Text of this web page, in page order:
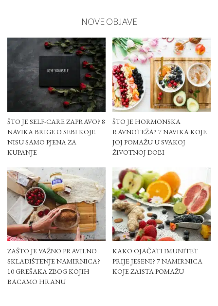
NOVE OBJAVE
ŠTO JE SELF-CARE ZAPRAVO? 8
NAVIKA BRIGE O SEBI KOJE
NISU SAMO PJENA ZA
KUPANJE
ŠTO JE HORMONSKA
RAVNOTEŽA? 7 NAVIKA KOJE
JOJ POMAŽU U SVAKOJ
ŽIVOTNOJ DOBI
ZAŠTO JE VAŽNO PRAVILNO
SKLADIŠTENJE NAMIRNICA?
10 GREŠAKA ZBOG KOJIH
BACAMO HRANU
KAKO OJAČATI IMUNITET
PRIJE JESENI? 7 NAMIRNICA
KOJE ZAISTA POMAŽU